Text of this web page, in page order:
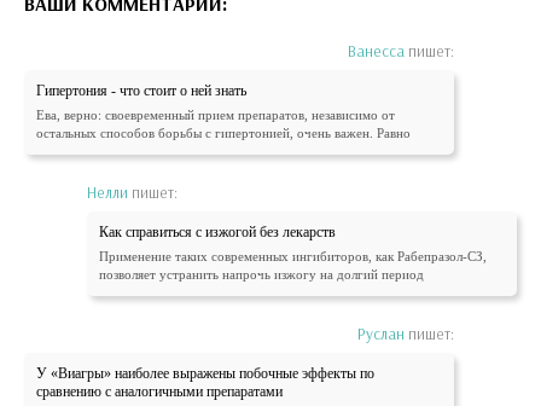
Ванесса пишет:
Гипертония - что стоит о ней знать
Ева, верно: своевременный прием препаратов, независимо от
остальных способов борьбы с гипертонией, очень важен. Равно
Нелли пишет:
Как справиться с изжогой без лекарств
Применение таких современных ингибиторов, как Рабепразол-СЗ,
позволяет устранить напрочь изжогу на долгий период
Руслан пишет:
У «Виагры» наиболее выражены побочные эффекты по
сравнению с аналогичными препаратами